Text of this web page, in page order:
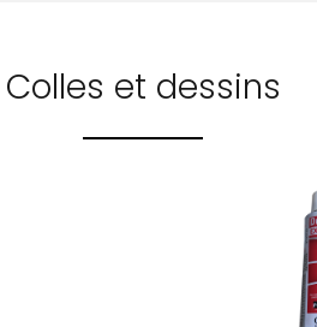
Colles et dessins